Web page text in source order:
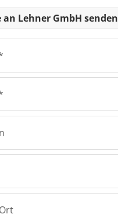
an Lehner GmbH senden